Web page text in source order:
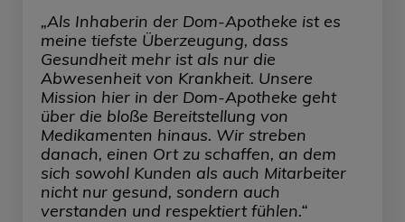
„Als Inhaberin der Dom-Apotheke ist es
meine tiefste Überzeugung, dass
Gesundheit mehr ist als nur die
Abwesenheit von Krankheit. Unsere
Mission hier in der Dom-Apotheke geht
über die bloße Bereitstellung von
Medikamenten hinaus. Wir streben
danach, einen Ort zu schaffen, an dem
sich sowohl Kunden als auch Mitarbeiter
nicht nur gesund, sondern auch
verstanden und respektiert fühlen.“